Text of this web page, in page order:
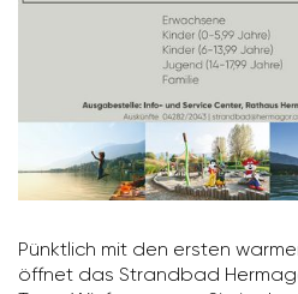
Pünkt­lich mit den ersten
öffnet das Strandbad